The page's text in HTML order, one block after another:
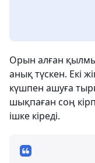
Орын алған
анық түскен. Екі
күшпен ашуға
шықпаған соң
ішке кіреді.